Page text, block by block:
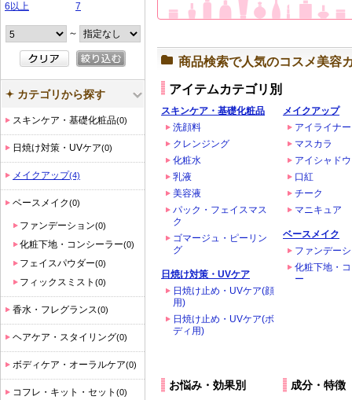
商品検索で人気のコスメ美容
アイテムカテゴリ別
スキンケア・基礎化粧品
洗顔料
クレンジング
化粧水
乳液
美容液
パック・フェイスマス
ク
ゴマージュ・ピーリン
グ
日焼け対策・UVケア
日焼け止め・UVケア(顔
用)
日焼け止め・UVケア(ボ
ディ用)
メイクアップ
アイライナー
マスカラ
アイシャドウ
口紅
チーク
マニキュア
ベースメイク
ファンデー
化粧下地・
ー
お悩み・効果別 成分・特徴
6以上 7
～
カテゴリから探す
スキンケア・基礎化粧品(0)
日焼け対策・UVケア(0)
メイクアップ(4)
ベースメイク(0)
ファンデーション(0)
化粧下地・コンシーラー(0)
フェイスパウダー(0)
フィックスミスト (0)
香水・フレグランス(0)
ヘアケア・スタイリング(0)
ボディケア・オーラルケア(0)
コフレ・キット・セット (0)